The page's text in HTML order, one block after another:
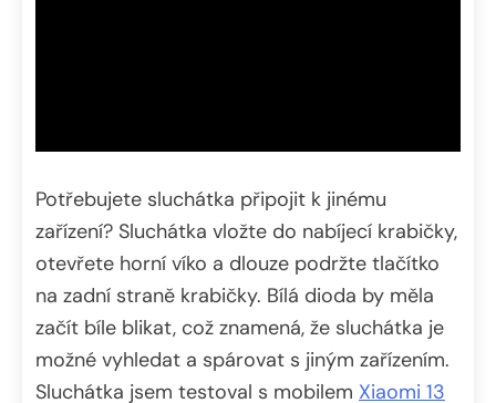
Potřebujete sluchátka připojit k jinému
zařízení? Sluchátka vložte do nabíjecí krabičky,
otevřete horní víko a dlouze podržte tlačítko
na zadní straně krabičky. Bílá dioda by měla
začít bíle blikat, což znamená, že sluchátka je
možné vyhledat a spárovat s jiným zařízením.
Sluchátka jsem testoval s mobilem Xiaomi 13